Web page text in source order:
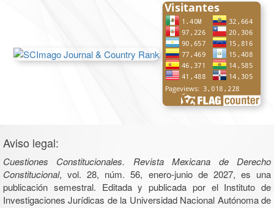
Aviso legal:
Cuestiones Constitucionales. Revista Mexicana de Derecho
Constitucional, vol. 28, núm. 56, enero-junio de 2027, es una
publicación semestral. Editada y publicada por el Instituto de
Investigaciones Jurídicas de la Universidad Nacional Autónoma de